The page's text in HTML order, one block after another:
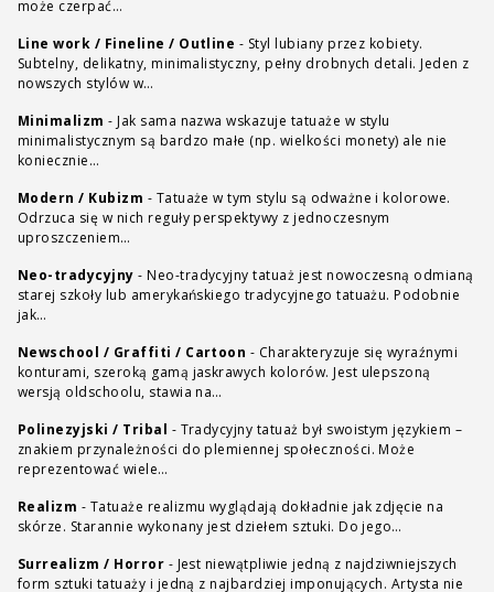
może czerpać…
Line work / Fineline / Outline - Styl lubiany przez kobiety.
Subtelny, delikatny, minimalistyczny, pełny drobnych detali. Jeden z
nowszych stylów w…
Minimalizm - Jak sama nazwa wskazuje tatuaże w stylu
minimalistycznym są bardzo małe (np. wielkości monety) ale nie
koniecznie…
Modern / Kubizm - Tatuaże w tym stylu są odważne i kolorowe.
Odrzuca się w nich reguły perspektywy z jednoczesnym
uproszczeniem…
Neo-tradycyjny - Neo-tradycyjny tatuaż jest nowoczesną odmianą
starej szkoły lub amerykańskiego tradycyjnego tatuażu. Podobnie
jak…
Newschool / Graffiti / Cartoon - Charakteryzuje się wyraźnymi
konturami, szeroką gamą jaskrawych kolorów. Jest ulepszoną
wersją oldschoolu, stawia na…
Polinezyjski / Tribal - Tradycyjny tatuaż był swoistym językiem –
znakiem przynależności do plemiennej społeczności. Może
reprezentować wiele…
Realizm - Tatuaże realizmu wyglądają dokładnie jak zdjęcie na
skórze. Starannie wykonany jest dziełem sztuki. Do jego…
Surrealizm / Horror - Jest niewątpliwie jedną z najdziwniejszych
form sztuki tatuaży i jedną z najbardziej imponujących. Artysta nie